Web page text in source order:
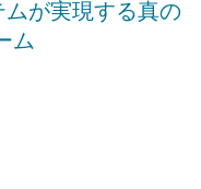
が実現する真の
ム